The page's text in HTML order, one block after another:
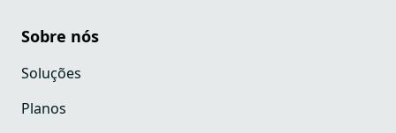
Sobre nós
Soluções
Planos